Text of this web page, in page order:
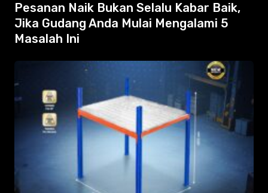
Pesanan Naik Bukan Selalu Kabar Baik,
Jika Gudang Anda Mulai Mengalami 5
Masalah Ini